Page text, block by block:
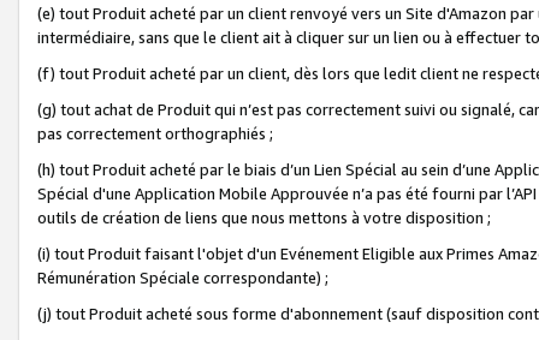
(e) tout Produit acheté par un client renvoyé vers un Site d'Amazon
intermédiaire, sans que le client ait à cliquer sur un lien ou à
(f) tout Produit acheté par un client, dès lors que ledit client ne
(g) tout achat de Produit qui n’est pas correctement suivi ou signalé,
pas correctement orthographiés ;
(h) tout Produit acheté par le biais d’un Lien Spécial au sein d’une
Spécial d'une Application Mobile Approuvée n’a pas été fourni par
outils de création de liens que nous mettons à votre disposition ;
(i) tout Produit faisant l'objet d'un Evénement Eligible aux Primes
Rémunération Spéciale correspondante) ;
(j) tout Produit acheté sous forme d'abonnement (sauf disposition